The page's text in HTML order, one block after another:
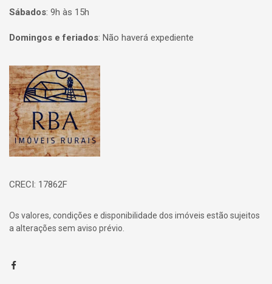
Sábados: 9h às 15h
Domingos e feriados: Não haverá expediente
Página inicial
CRECI: 17862F
Os valores, condições e disponibilidade dos imóveis estão sujeitos
a alterações sem aviso prévio.
Facebook